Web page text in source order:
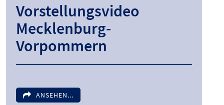
Vorstellungsvideo
Mecklenburg-
Vorpommern
ANSEHEN...